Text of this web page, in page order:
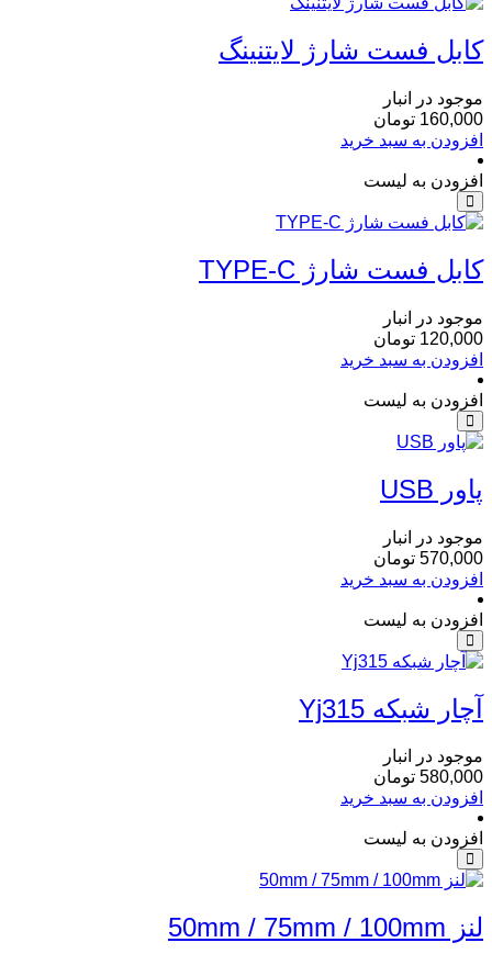
کابل فست شارژ لایتنینگ
موجود در انبار
160,000 تومان
افزودن به سبد خرید
افزودن به لیست
کابل فست شارژ TYPE-C
موجود در انبار
120,000 تومان
افزودن به سبد خرید
افزودن به لیست
پاور USB
موجود در انبار
570,000 تومان
افزودن به سبد خرید
افزودن به لیست
آچار شبکه Yj315
موجود در انبار
580,000 تومان
افزودن به سبد خرید
افزودن به لیست
لنز 50mm / 75mm / 100mm